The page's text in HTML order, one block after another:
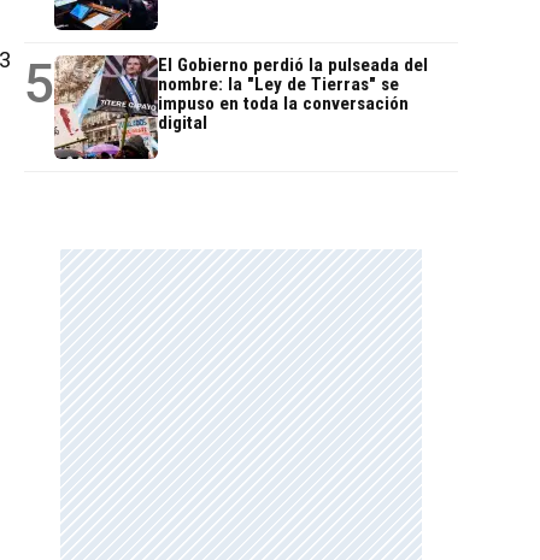
5
El Gobierno perdió la pulseada del
nombre: la "Ley de Tierras" se
impuso en toda la conversación
digital